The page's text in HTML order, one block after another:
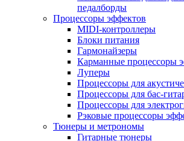
педалборды
Процессоры эффектов
MIDI-контроллеры
Блоки питания
Гармонайзеры
Карманные процессоры
Луперы
Процессоры для
Процессоры для бас-
Процессоры для
Рэковые процессоры
Тюнеры и метрономы
Гитарные тюнеры